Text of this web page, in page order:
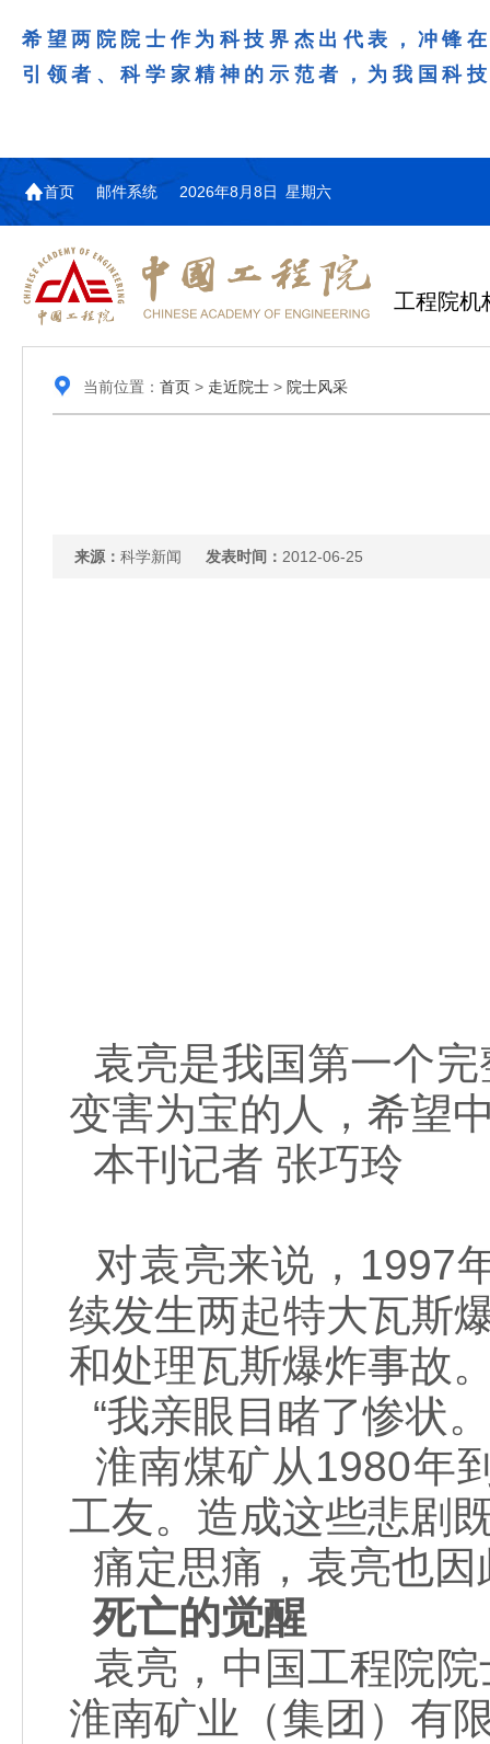
希望两院院士作为科技界杰出代表，冲锋
引领者、科学家精神的示范者，为我国科
首页 邮件系统 2026年8月8日 星期六
工程院机
当前位置： 首页> 走近院士> 院士风采
来源： 科学新闻 发表时间： 2012-06-25
袁亮是我国第一个
变害为宝的人，希望
本刊记者 张巧玲
对袁亮来说，1997
续发生两起特大瓦斯
和处理瓦斯爆炸事故
“我亲眼目睹了惨状
淮南煤矿从1980年
工友。造成这些悲剧
痛定思痛，袁亮也
死亡的觉醒
袁亮，中国工程院
淮南矿业（集团）有